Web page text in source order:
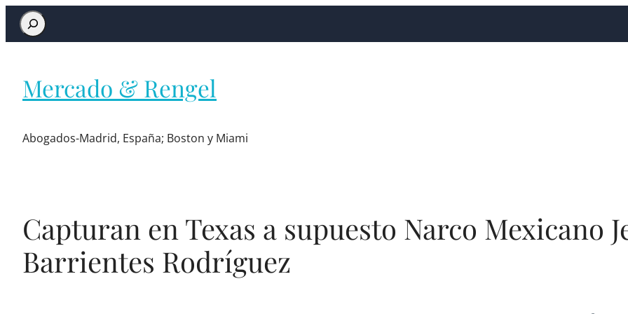
Mercado & Rengel
Abogados-Madrid, España; Boston y Miami
Capturan en Texas a supuesto Narco Mexicano
Barrientes Rodríguez